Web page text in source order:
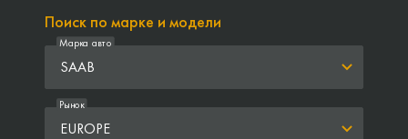
Поиск по марке и модели
SAAB
Марка авто
EUROPE
Рынок